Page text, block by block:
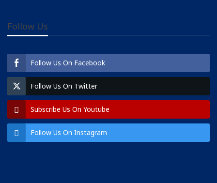
Follow Us
Follow Us On Facebook
Follow Us On Twitter
Subscribe Us On Youtube
Follow Us On Instagram